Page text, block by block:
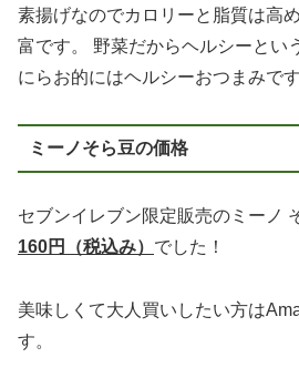
素揚げなのでカロリーと脂質は高
富です。 野菜だからヘルシーとい
にらお的にはヘルシーおつまみです
ミーノそら豆の価格
セブンイレブン限定販売のミーノ
160円（税込み） でした！
美味しくて大人買いしたい方は
す。